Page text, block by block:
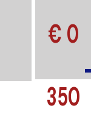
0 €
350